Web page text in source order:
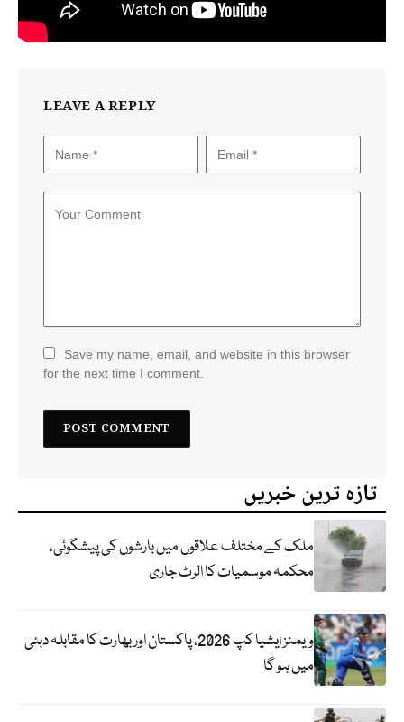
LEAVE A REPLY
Save my name, email, and website in this browser
for the next time I comment.
تازہ ترین خبریں
ملک کے مختلف علاقوں میں بارشوں کی پیشگوئی،
محکمہ موسمیات کا الرٹ جاری
ویمنز ایشیا کپ 2026، پاکستان اور بھارت کا مقابلہ دبئی
میں ہو گا